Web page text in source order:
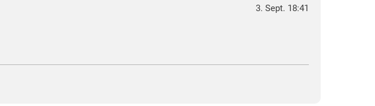
3. Sept. 18:41